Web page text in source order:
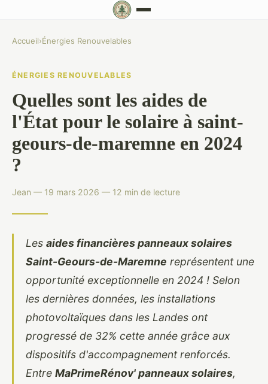
Accueil›Énergies Renouvelables
ÉNERGIES RENOUVELABLES
Quelles sont les aides de
l'État pour le solaire à saint-
geours-de-maremne en 2024
?
Jean — 19 mars 2026 — 12 min de lecture
Les aides financières panneaux solaires
Saint-Geours-de-Maremne représentent une
opportunité exceptionnelle en 2024 ! Selon
les dernières données, les installations
photovoltaïques dans les Landes ont
progressé de 32% cette année grâce aux
dispositifs d'accompagnement renforcés.
Entre MaPrimeRénov' panneaux solaires,